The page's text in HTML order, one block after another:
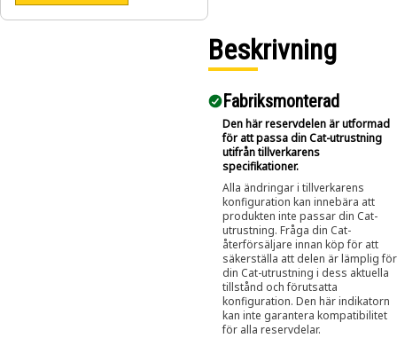
Beskrivning
Fabriksmonterad
Den här reservdelen är utformad
för att passa din Cat-utrustning
utifrån tillverkarens
specifikationer.
Alla ändringar i tillverkarens
konfiguration kan innebära att
produkten inte passar din Cat-
utrustning. Fråga din Cat-
återförsäljare innan köp för att
säkerställa att delen är lämplig för
din Cat-utrustning i dess aktuella
tillstånd och förutsatta
konfiguration. Den här indikatorn
kan inte garantera kompatibilitet
för alla reservdelar.